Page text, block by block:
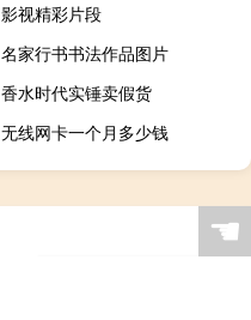
影视精彩片段
名家行书书法作品图片
香水时代实锤卖假货
无线网卡一个月多少钱
☚